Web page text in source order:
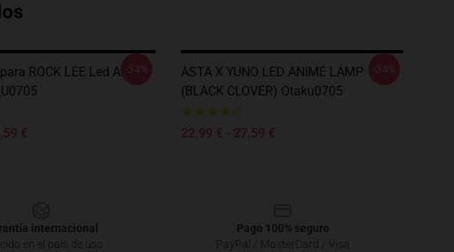
ROCK LEE Led Anime
€
-34%
ASTA X YUNO LED ANIME LAMP
(BLACK CLOVER) Otaku0705
22,99 € - 27,59 €
-34%
internacional
en el país de uso
Pago 100% seguro
PayPal / MasterCard / Visa